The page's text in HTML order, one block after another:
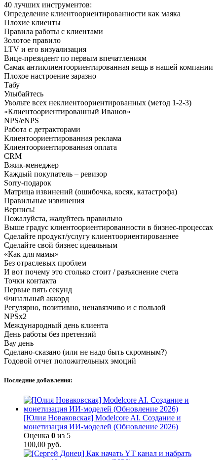
40 лучших инструментов:
Определение клиентоориентированности как маяка
Плохие клиенты
Правила работы с клиентами
Золотое правило
LTV и его визуализация
Вице-президент по первым впечатлениям
Самая антиклиентоориентированная вещь в нашей компании
Плохое настроение заразно
Табу
Улыбайтесь
Увольте всех неклиентоориентированных (метод 1-2-3)
«Клиентоориентированный Иванов»
NPS/eNPS
Работа с детракторами
Клиентоориентированная реклама
Клиентоориентированная оплата
CRM
Вжик-менеджер
Каждый покупатель – ревизор
Sorry-подарок
Матрица извинений (ошибочка, косяк, катастрофа)
Правильные извинения
Вернись!
Пожалуйста, жалуйтесь правильно
Выше градус клиентоориентированности в бизнес-процессах
Сделайте продукт/услугу клиентоориентированнее
Сделайте свой бизнес идеальным
«Как для мамы»
Без отраслевых проблем
И вот почему это столько стоит / разъяснение счета
Точки контакта
Первые пять секунд
Финальный аккорд
Регулярно, позитивно, ненавязчиво и с пользой
NPSx2
Международный день клиента
День работы без претензий
Вау день
Сделано-сказано (или не надо быть скромным?)
Годовой отчет положительных эмоций
Последние добавления:
[Юлия Новаковская] Modelcore AI. Создание и
монетизация ИИ-моделей (Обновление 2026)
Оценка 0 из 5
100,00 руб.